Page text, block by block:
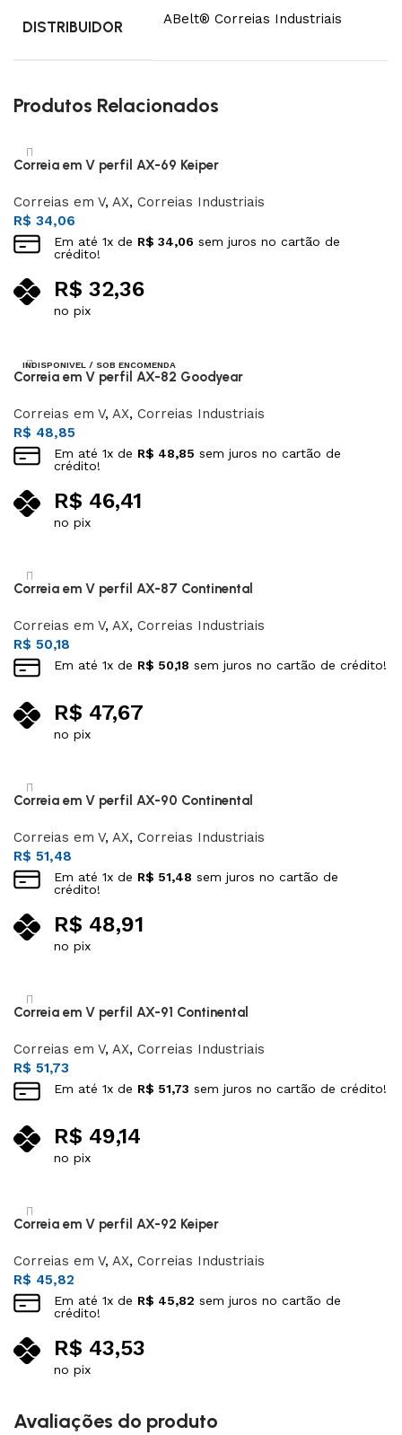
DISTRIBUIDOR ABelt® Correias Industriais
Produtos Relacionados
Correia em V perfil AX-69 Keiper
Correias em V, AX, Correias Industriais
R$ 34,06
Em até 1x de R$ 34,06 sem juros no cartão de
crédito!
R$ 32,36
no pix
INDISPONIVEL / SOB ENCOMENDA
Correia em V perfil AX-82 Goodyear
Correias em V, AX, Correias Industriais
R$ 48,85
Em até 1x de R$ 48,85 sem juros no cartão de
crédito!
R$ 46,41
no pix
Correia em V perfil AX-87 Continental
Correias em V, AX, Correias Industriais
R$ 50,18
Em até 1x de R$ 50,18 sem juros no cartão de crédito!
R$ 47,67
no pix
Correia em V perfil AX-90 Continental
Correias em V, AX, Correias Industriais
R$ 51,48
Em até 1x de R$ 51,48 sem juros no cartão de
crédito!
R$ 48,91
no pix
Correia em V perfil AX-91 Continental
Correias em V, AX, Correias Industriais
R$ 51,73
Em até 1x de R$ 51,73 sem juros no cartão de crédito!
R$ 49,14
no pix
Correia em V perfil AX-92 Keiper
Correias em V, AX, Correias Industriais
R$ 45,82
Em até 1x de R$ 45,82 sem juros no cartão de
crédito!
R$ 43,53
no pix
Avaliações do produto